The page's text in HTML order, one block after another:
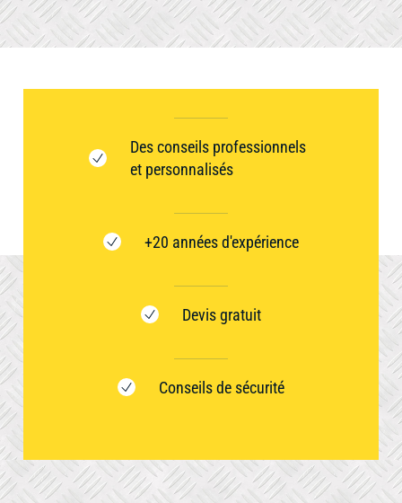
Des conseils professionnels
et personnalisés
+20 années d'expérience
Devis gratuit
Conseils de sécurité